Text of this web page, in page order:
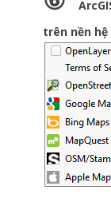
trên nền